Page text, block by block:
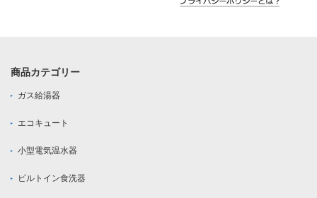
商品カテゴリー
ガス給湯器
エコキュート
小型電気温水器
ビルトイン食洗器